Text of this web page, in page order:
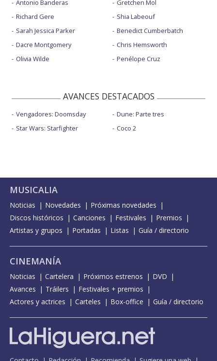
Antonio Banderas
Richard Gere
Sarah Jessica Parker
Dacre Montgomery
Olivia Wilde
Gretchen Mol
Shia Labeouf
Benedict Cumberbatch
Chris Hemsworth
Penélope Cruz
AVANCES DESTACADOS
Vengadores: Doomsday
Star Wars: Starfighter
Dune: Parte tres
Coco 2
MUSICALIA
Noticias Novedades
Próximas novedades
Discos históricos
Canciones Festivales
Premios
Artistas y grupos
Portadas Listas Guía / directorio
CINEMANÍA
Noticias Cartelera Próximos estrenos
DVD
Avances
Tráilers
Festivales + premios
Actores y actrices
Carteles Box-office Guía / directorio